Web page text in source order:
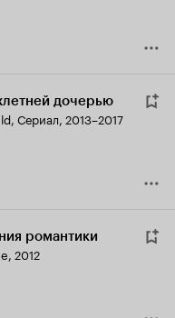
дочерью
, Сериал, 2013–2017
романтики
, 2012